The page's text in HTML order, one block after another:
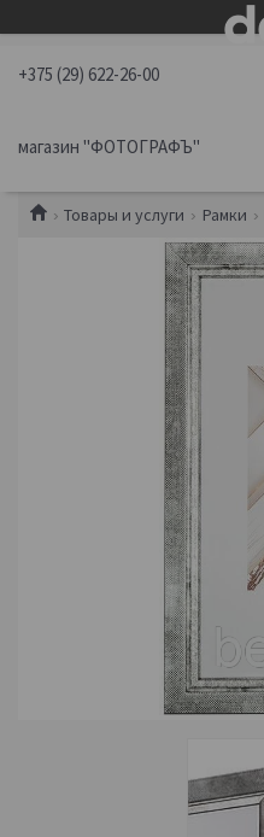
+375 (29) 622-26-00
магазин "ФОТОГРАФЪ"
Товары и услуги Рамки